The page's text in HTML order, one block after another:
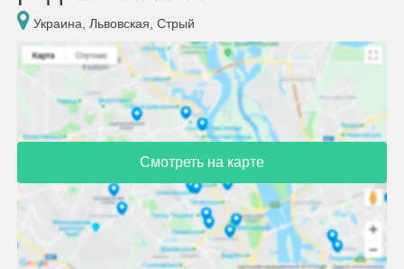
Украина, Львовская, Стрый
Смотреть на карте